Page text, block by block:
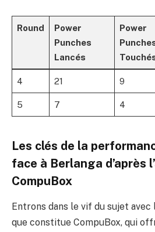
Round
Power
Punches
Lancés
Power
4 21 9
5 7 4
Les clés de la
face à Berlanga d’après
CompuBox
Entrons dans le vif du sujet avec
que constitue CompuBox, qui